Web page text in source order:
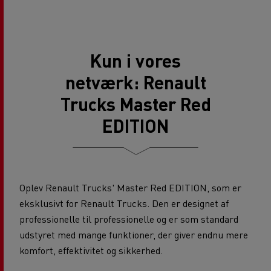
Kun i vores
netværk: Renault
Trucks Master Red
EDITION
Oplev Renault Trucks' Master Red EDITION, som er
eksklusivt for Renault Trucks. Den er designet af
professionelle til professionelle og er som standard
udstyret med mange funktioner, der giver endnu mere
komfort, effektivitet og sikkerhed.